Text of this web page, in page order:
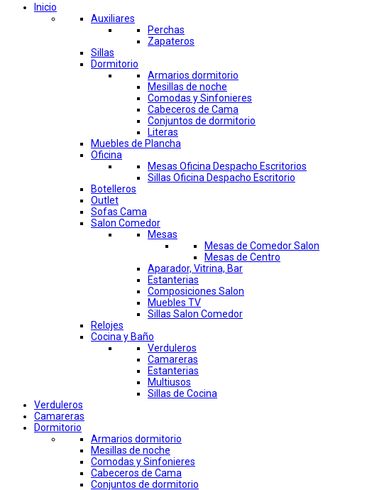
Inicio
Auxiliares
Perchas
Zapateros
Sillas
Dormitorio
Armarios dormitorio
Mesillas de noche
Comodas y Sinfonieres
Cabeceros de Cama
Conjuntos de dormitorio
Literas
Muebles de Plancha
Oficina
Mesas Oficina Despacho Escritorios
Sillas Oficina Despacho Escritorio
Botelleros
Outlet
Sofas Cama
Salon Comedor
Mesas
Mesas de Comedor Salon
Mesas de Centro
Aparador, Vitrina, Bar
Estanterias
Composiciones Salon
Muebles TV
Sillas Salon Comedor
Relojes
Cocina y Baño
Verduleros
Camareras
Estanterias
Multiusos
Sillas de Cocina
Verduleros
Camareras
Dormitorio
Armarios dormitorio
Mesillas de noche
Comodas y Sinfonieres
Cabeceros de Cama
Conjuntos de dormitorio